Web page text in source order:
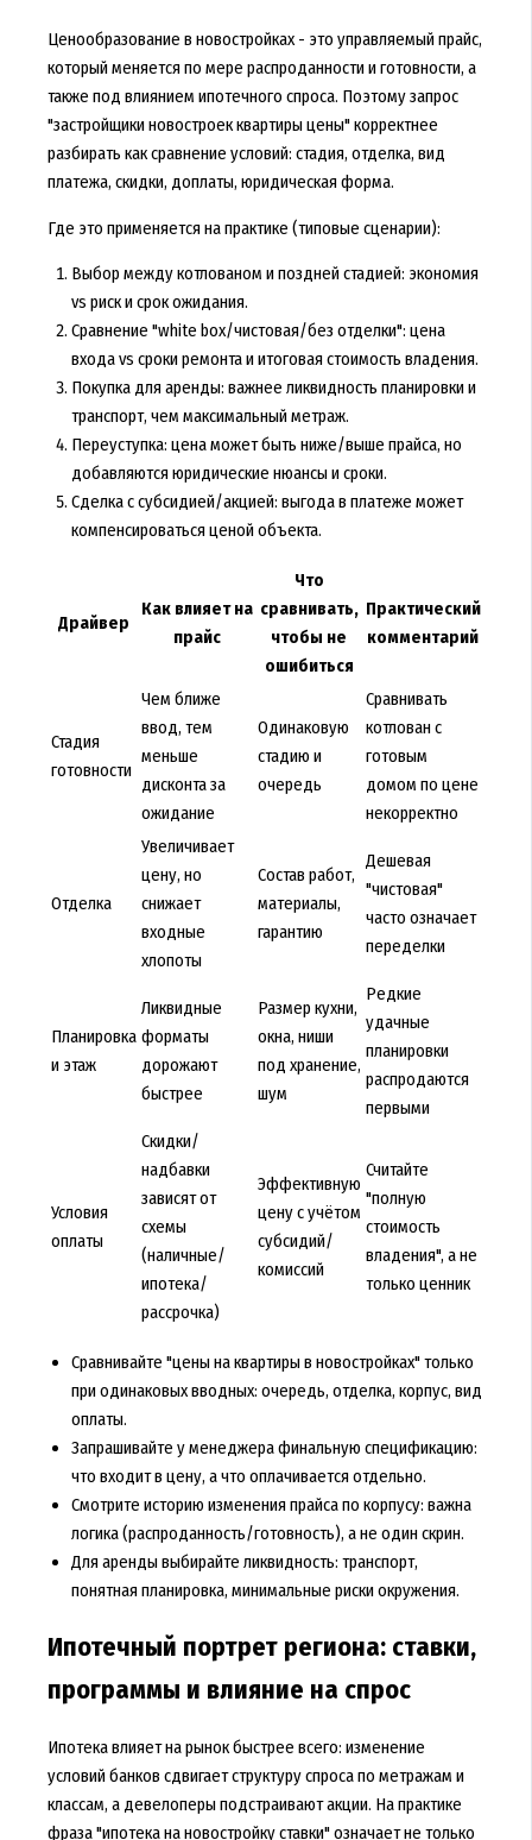
Ценообразование в новостройках - это управляемый прайс,
который меняется по мере распроданности и готовности, а
также под влиянием ипотечного спроса. Поэтому запрос
"застройщики новостроек квартиры цены" корректнее
разбирать как сравнение условий: стадия, отделка, вид
платежа, скидки, доплаты, юридическая форма.
Где это применяется на практике (типовые сценарии):
Выбор между котлованом и поздней стадией: экономия
vs риск и срок ожидания.
Сравнение "white box/чистовая/без отделки": цена
входа vs сроки ремонта и итоговая стоимость владения.
Покупка для аренды: важнее ликвидность планировки и
транспорт, чем максимальный метраж.
Переуступка: цена может быть ниже/выше прайса, но
добавляются юридические нюансы и сроки.
Сделка с субсидией/акцией: выгода в платеже может
компенсироваться ценой объекта.
Драйвер
Как влияет на
прайс
Что
сравнивать,
чтобы не
ошибиться
Практический
комментарий
Стадия
готовности
Чем ближе
ввод, тем
меньше
дисконта за
ожидание
Одинаковую
стадию и
очередь
Сравнивать
котлован с
готовым
домом по цене
некорректно
Отделка
Увеличивает
цену, но
снижает
входные
хлопоты
Состав работ,
материалы,
гарантию
Дешевая
"чистовая"
часто означает
переделки
Планировка
и этаж
Ликвидные
форматы
дорожают
быстрее
Размер кухни,
окна, ниши
под хранение,
шум
Редкие
удачные
планировки
распродаются
первыми
Условия
оплаты
Скидки/
надбавки
зависят от
схемы
(наличные/
ипотека/
рассрочка)
Эффективную
цену с учётом
субсидий/
комиссий
Считайте
"полную
стоимость
владения", а не
только ценник
Сравнивайте "цены на квартиры в новостройках" только
при одинаковых вводных: очередь, отделка, корпус, вид
оплаты.
Запрашивайте у менеджера финальную спецификацию:
что входит в цену, а что оплачивается отдельно.
Смотрите историю изменения прайса по корпусу: важна
логика (распроданность/готовность), а не один скрин.
Для аренды выбирайте ликвидность: транспорт,
понятная планировка, минимальные риски окружения.
Ипотечный портрет региона: ставки,
программы и влияние на спрос
Ипотека влияет на рынок быстрее всего: изменение
условий банков сдвигает структуру спроса по метражам и
классам, а девелоперы подстраивают акции. На практике
фраза "ипотека на новостройку ставки" означает не только